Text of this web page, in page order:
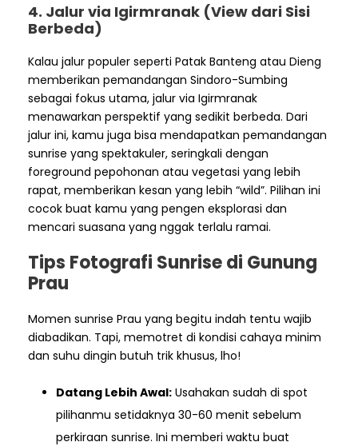
4. Jalur via Igirmranak (View dari Sisi
Berbeda)
Kalau jalur populer seperti Patak Banteng atau Dieng
memberikan pemandangan Sindoro-Sumbing
sebagai fokus utama, jalur via Igirmranak
menawarkan perspektif yang sedikit berbeda. Dari
jalur ini, kamu juga bisa mendapatkan pemandangan
sunrise yang spektakuler, seringkali dengan
foreground pepohonan atau vegetasi yang lebih
rapat, memberikan kesan yang lebih “wild”. Pilihan ini
cocok buat kamu yang pengen eksplorasi dan
mencari suasana yang nggak terlalu ramai.
Tips Fotografi Sunrise di Gunung
Prau
Momen sunrise Prau yang begitu indah tentu wajib
diabadikan. Tapi, memotret di kondisi cahaya minim
dan suhu dingin butuh trik khusus, lho!
Datang Lebih Awal: Usahakan sudah di spot
pilihanmu setidaknya 30-60 menit sebelum
perkiraan sunrise. Ini memberi waktu buat